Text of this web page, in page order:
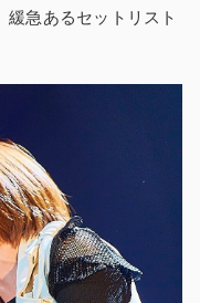
緩急あるセットリスト